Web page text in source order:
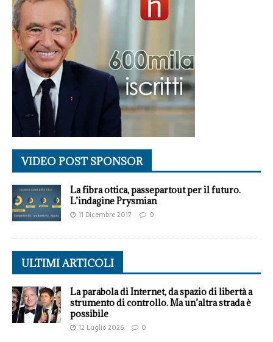
VIDEO POST SPONSOR
La fibra ottica, passepartout per il futuro.
L’indagine Prysmian
11 Dicembre 2017 0
ULTIMI ARTICOLI
La parabola di Internet, da spazio di libertà a
strumento di controllo. Ma un’altra strada è
possibile
12 Luglio 2026 0